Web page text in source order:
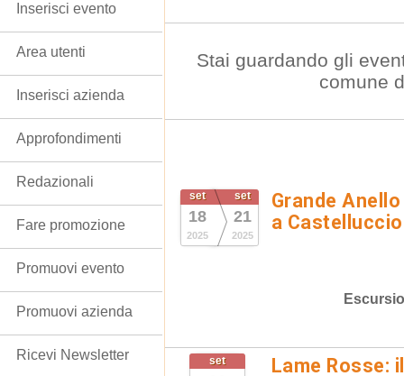
Stai guardando gli
comune
set
18
2025
set
21
2025
Grande
a Castelluccio
set
Lame Rosse:
Inserisci evento
Area utenti
Inserisci azienda
Approfondimenti
Redazionali
Fare promozione
Promuovi evento
Promuovi azienda
Ricevi Newsletter